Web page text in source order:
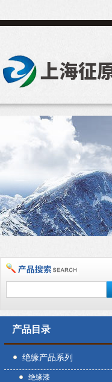
产品目录
绝缘产品系列
绝缘漆